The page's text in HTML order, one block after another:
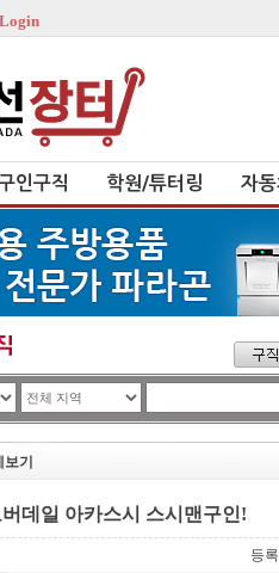
Login
인구직 학원/튜터링 자
기
데일 아카스시 스시맨구인!
등